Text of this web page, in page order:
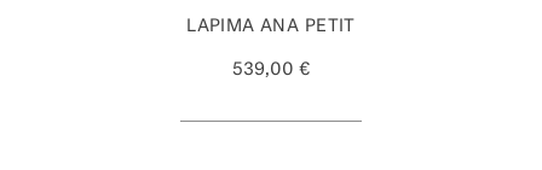
LAPIMA ANA PETIT
539,00 €